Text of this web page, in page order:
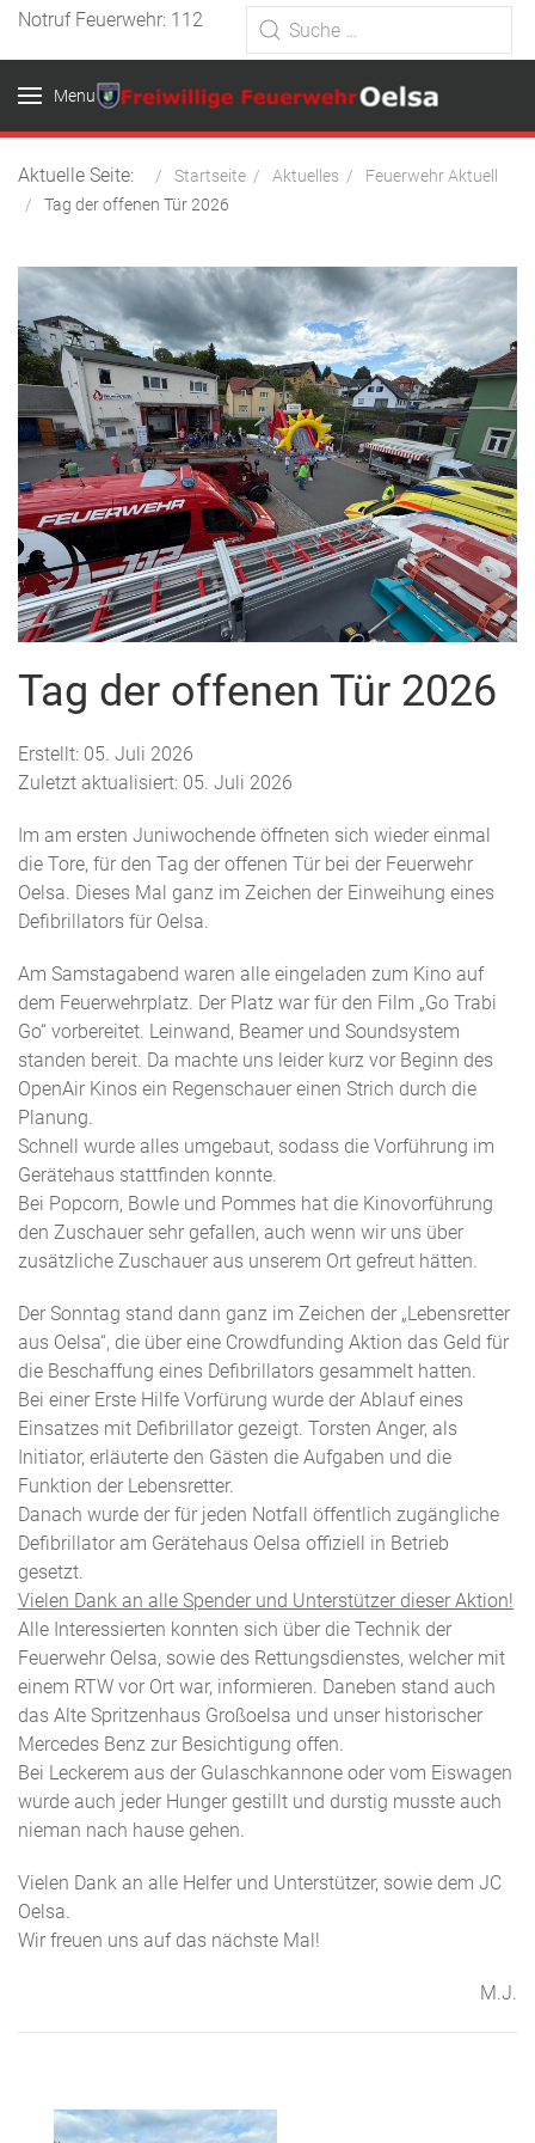
Notruf Feuerwehr: 112
Menu
Aktuelle Seite: Startseite Aktuelles
Feuerwehr Aktuell
Tag der offenen Tür 2026
Tag der offenen Tür 2026
Erstellt: 05. Juli 2026
Zuletzt aktualisiert: 05. Juli 2026
Im am ersten Juniwochende öffneten sich wieder einmal
die Tore, für den Tag der offenen Tür bei der Feuerwehr
Oelsa. Dieses Mal ganz im Zeichen der Einweihung eines
Defibrillators für Oelsa.
Am Samstagabend waren alle eingeladen zum Kino auf
dem Feuerwehrplatz. Der Platz war für den Film „Go Trabi
Go“ vorbereitet. Leinwand, Beamer und Soundsystem
standen bereit. Da machte uns leider kurz vor Beginn des
OpenAir Kinos ein Regenschauer einen Strich durch die
Planung.
Schnell wurde alles umgebaut, sodass die Vorführung im
Gerätehaus stattfinden konnte.
Bei Popcorn, Bowle und Pommes hat die Kinovorführung
den Zuschauer sehr gefallen, auch wenn wir uns über
zusätzliche Zuschauer aus unserem Ort gefreut hätten.
Der Sonntag stand dann ganz im Zeichen der „Lebensretter
aus Oelsa“, die über eine Crowdfunding Aktion das Geld für
die Beschaffung eines Defibrillators gesammelt hatten.
Bei einer Erste Hilfe Vorfürung wurde der Ablauf eines
Einsatzes mit Defibrillator gezeigt. Torsten Anger, als
Initiator, erläuterte den Gästen die Aufgaben und die
Funktion der Lebensretter.
Danach wurde der für jeden Notfall öffentlich zugängliche
Defibrillator am Gerätehaus Oelsa offiziell in Betrieb
gesetzt.
Vielen Dank an alle Spender und Unterstützer dieser Aktion!
Alle Interessierten konnten sich über die Technik der
Feuerwehr Oelsa, sowie des Rettungsdienstes, welcher mit
einem RTW vor Ort war, informieren. Daneben stand auch
das Alte Spritzenhaus Großoelsa und unser historischer
Mercedes Benz zur Besichtigung offen.
Bei Leckerem aus der Gulaschkannone oder vom Eiswagen
wurde auch jeder Hunger gestillt und durstig musste auch
nieman nach hause gehen.
Vielen Dank an alle Helfer und Unterstützer, sowie dem JC
Oelsa.
Wir freuen uns auf das nächste Mal!
M.J.